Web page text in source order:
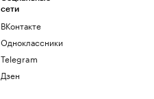
сети
ВКонтакте
Одноклассники
Telegram
Дзен